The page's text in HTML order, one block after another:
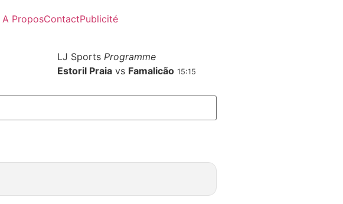
A ProposContactPublicité
LJ Sports Programme
Estoril Praia vs Famalicão 15:15